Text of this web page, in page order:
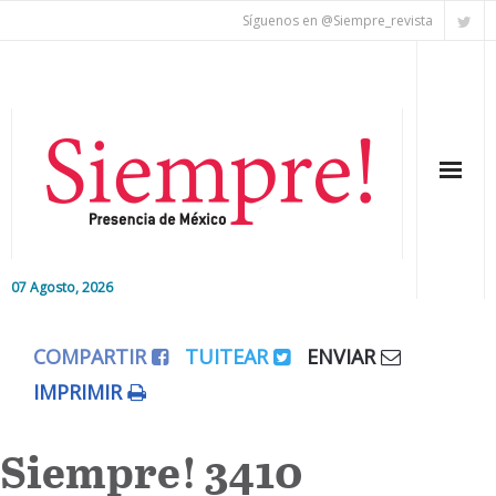
Síguenos en @Siempre_revista
07 Agosto, 2026
Editorial
Colaboradores
COMPARTIR TUITEAR
ENVIAR
IMPRIMIR
Siempre! 3410